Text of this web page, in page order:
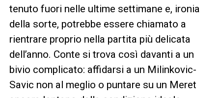
tenuto fuori nelle ultime settimane e, ironia
della sorte, potrebbe essere chiamato a
rientrare proprio nella partita più delicata
dell’anno. Conte si trova così davanti a un
bivio complicato: affidarsi a un Milinkovic-
Savic non al meglio o puntare su un Meret